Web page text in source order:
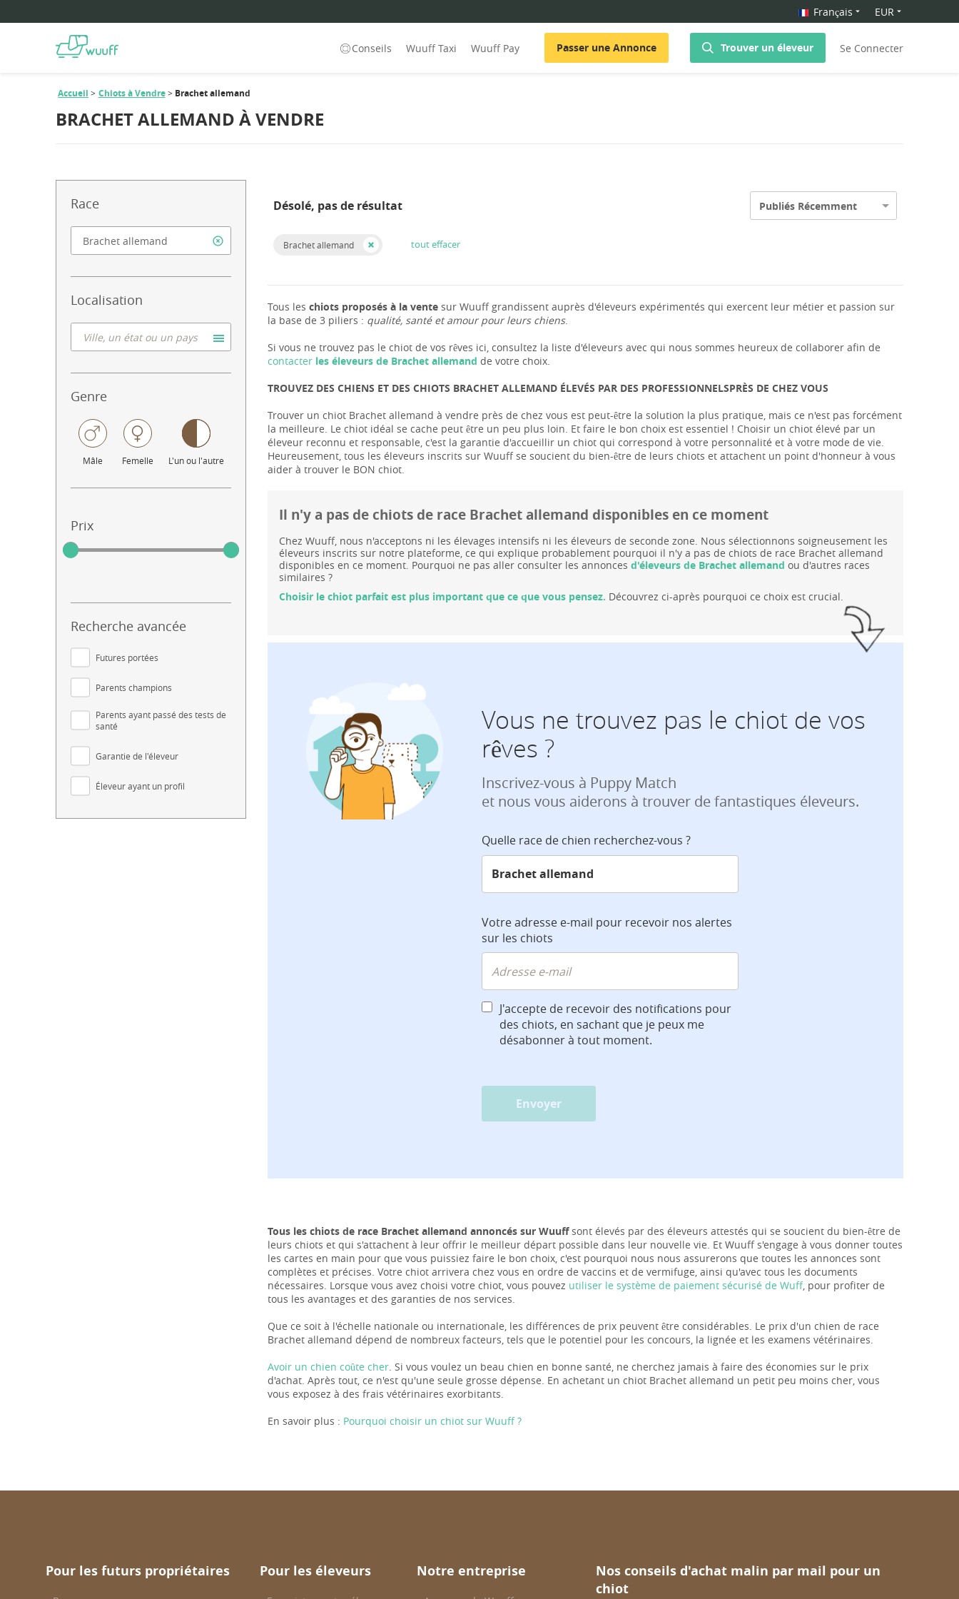
Français EUR
Conseils Wuuff Taxi Wuuff Pay Passer une Annonce Trouver un éleveur Se Connecter
Accueil Chiots à Vendre Brachet allemand
BRACHET ALLEMAND À VENDRE
Race
Localisation
Genre
Mâle Femelle L'un ou l'autre
Prix
Recherche avancée
Futures portées
Parents champions
Parents ayant passé des tests de
santé
Garantie de l'éleveur
Éleveur ayant un profil
Désolé, pas de résultat Publiés Récemment
Brachet allemand tout effacer
Tous les chiots proposés à la vente sur Wuuff grandissent auprès d'éleveurs expérimentés qui exercent leur métier et passion sur
la base de 3 piliers : qualité, santé et amour pour leurs chiens.
Si vous ne trouvez pas le chiot de vos rêves ici, consultez la liste d'éleveurs avec qui nous sommes heureux de collaborer afin de
contacter les éleveurs de Brachet allemand de votre choix.
TROUVEZ DES CHIENS ET DES CHIOTS BRACHET ALLEMAND ÉLEVÉS PAR DES PROFESSIONNELSPRÈS DE CHEZ VOUS
Trouver un chiot Brachet allemand à vendre près de chez vous est peut-être la solution la plus pratique, mais ce n'est pas forcément
la meilleure. Le chiot idéal se cache peut être un peu plus loin. Et faire le bon choix est essentiel ! Choisir un chiot élevé par un
éleveur reconnu et responsable, c'est la garantie d'accueillir un chiot qui correspond à votre personnalité et à votre mode de vie.
Heureusement, tous les éleveurs inscrits sur Wuuff se soucient du bien-être de leurs chiots et attachent un point d'honneur à vous
aider à trouver le BON chiot.
Il n'y a pas de chiots de race Brachet allemand disponibles en ce moment
Chez Wuuff, nous n'acceptons ni les élevages intensifs ni les éleveurs de seconde zone. Nous sélectionnons soigneusement les
éleveurs inscrits sur notre plateforme, ce qui explique probablement pourquoi il n'y a pas de chiots de race Brachet allemand
disponibles en ce moment. Pourquoi ne pas aller consulter les annonces d'éleveurs de Brachet allemand ou d'autres races
similaires ?
Choisir le chiot parfait est plus important que ce que vous pensez. Découvrez ci-après pourquoi ce choix est crucial.
Vous ne trouvez pas le chiot de vos
rêves ?
Inscrivez-vous à Puppy Match
et nous vous aiderons à trouver de fantastiques éleveurs.
Quelle race de chien recherchez-vous ?
Votre adresse e-mail pour recevoir nos alertes
sur les chiots
J'accepte de recevoir des notifications pour
des chiots, en sachant que je peux me
désabonner à tout moment.
Envoyer
Tous les chiots de race Brachet allemand annoncés sur Wuuffsont élevés par des éleveurs attestés qui se soucient du bien-être de
leurs chiots et qui s'attachent à leur offrir le meilleur départ possible dans leur nouvelle vie. Et Wuuff s'engage à vous donner toutes
les cartes en main pour que vous puissiez faire le bon choix, c'est pourquoi nous nous assurerons que toutes les annonces sont
complètes et précises. Votre chiot arrivera chez vous en ordre de vaccins et de vermifuge, ainsi qu'avec tous les documents
nécessaires. Lorsque vous avez choisi votre chiot, vous pouvez utiliser le système de paiement sécurisé de Wuff, pour profiter de
tous les avantages et des garanties de nos services.
Que ce soit à l'échelle nationale ou internationale, les différences de prix peuvent être considérables. Le prix d'un chien de race
Brachet allemand dépend de nombreux facteurs, tels que le potentiel pour les concours, la lignée et les examens vétérinaires.
Avoir un chien coûte cher. Si vous voulez un beau chien en bonne santé, ne cherchez jamais à faire des économies sur le prix
d'achat. Après tout, ce n'est qu'une seule grosse dépense. En achetant un chiot Brachet allemand un petit peu moins cher, vous
vous exposez à des frais vétérinaires exorbitants.
En savoir plus : Pourquoi choisir un chiot sur Wuuff ?
Pour les futurs propriétaires Pour les éleveurs Notre entreprise
Nos conseils d'achat malin par mail pour un
chiot